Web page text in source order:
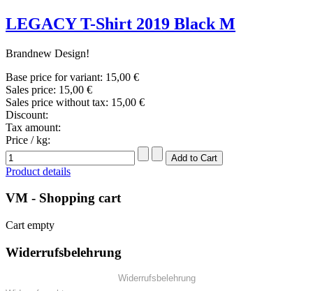
LEGACY T-Shirt 2019 Black M
Brandnew Design!
Base price for variant: 15,00 €
Sales price: 15,00 €
Sales price without tax: 15,00 €
Discount:
Tax amount:
Price / kg:
Product details
VM - Shopping cart
Cart empty
Widerrufsbelehrung
Widerrufsbelehrung